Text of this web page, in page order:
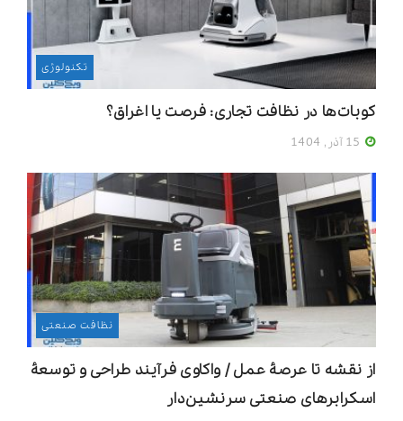
تکنولوژی
کوبات‌ها در نظافت تجاری: فرصت یا اغراق؟
نظافت صنعتی
از نقشه تا عرصۀ عمل / واکاوی فرآیند طراحی و توسعۀ
اسکرابرهای صنعتی سرنشین‌دار